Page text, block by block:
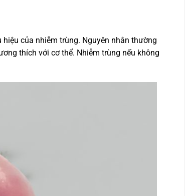
của nhiễm trùng. Nguyên nhân thường
thích với cơ thể. Nhiễm trùng nếu không